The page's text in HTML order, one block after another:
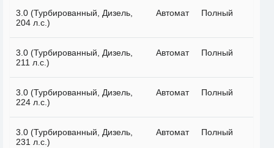
3.0 (Турбированный, Дизель,
204 л.с.)
Автомат Полный
3.0 (Турбированный, Дизель,
211 л.с.)
Автомат Полный
3.0 (Турбированный, Дизель,
224 л.с.)
Автомат Полный
3.0 (Турбированный, Дизель,
231 л.с.)
Автомат Полный